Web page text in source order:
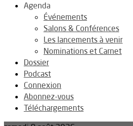
Agenda
Événements
Salons & Conférences
Les lancements à venir
Nominations et Carnet
Dossier
Podcast
Connexion
Abonnez-vous
Téléchargements